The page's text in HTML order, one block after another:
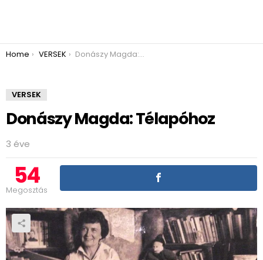
You are here:
Home VERSEK Donászy Magda: Télapóhoz
VERSEK
Donászy Magda: Télapóhoz
3 éve
54
Megosztás